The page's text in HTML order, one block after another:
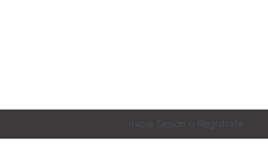
Inicia Sesión o Registrate